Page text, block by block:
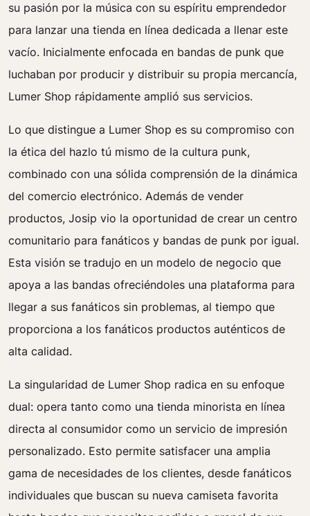
su pasión por la música con su espíritu emprendedor
para lanzar una tienda en línea dedicada a llenar este
vacío. Inicialmente enfocada en bandas de punk que
luchaban por producir y distribuir su propia mercancía,
Lumer Shop rápidamente amplió sus servicios.
Lo que distingue a Lumer Shop es su compromiso con
la ética del hazlo tú mismo de la cultura punk,
combinado con una sólida comprensión de la dinámica
del comercio electrónico. Además de vender
productos, Josip vio la oportunidad de crear un centro
comunitario para fanáticos y bandas de punk por igual.
Esta visión se tradujo en un modelo de negocio que
apoya a las bandas ofreciéndoles una plataforma para
llegar a sus fanáticos sin problemas, al tiempo que
proporciona a los fanáticos productos auténticos de
alta calidad.
La singularidad de Lumer Shop radica en su enfoque
dual: opera tanto como una tienda minorista en línea
directa al consumidor como un servicio de impresión
personalizado. Esto permite satisfacer una amplia
gama de necesidades de los clientes, desde fanáticos
individuales que buscan su nueva camiseta favorita